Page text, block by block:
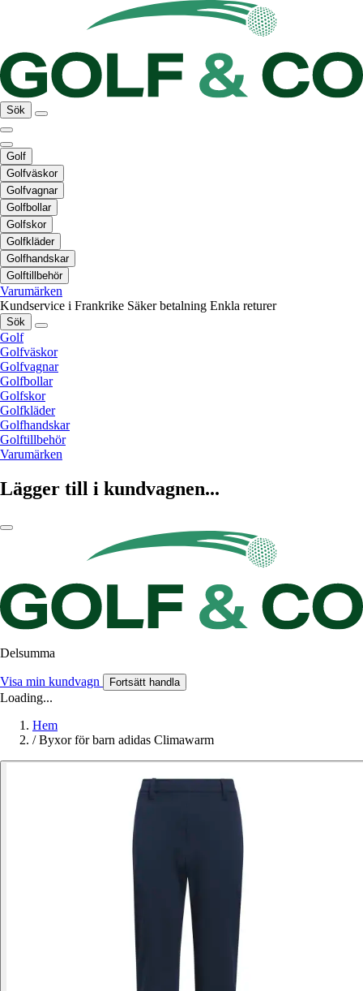
Sök
Golf
Golfväskor
Golfvagnar
Golfbollar
Golfskor
Golfkläder
Golfhandskar
Golftillbehör
Varumärken
Kundservice i Frankrike Säker betalning Enkla returer
Sök
Golf
Golfväskor
Golfvagnar
Golfbollar
Golfskor
Golfkläder
Golfhandskar
Golftillbehör
Varumärken
Lägger till i kundvagnen...
Delsumma
Visa min kundvagn Fortsätt handla
Loading...
Hem
/ Byxor för barn adidas Climawarm